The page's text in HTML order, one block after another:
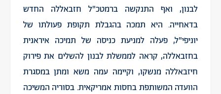
לבנון, ואף התנקשה ברמטכ"ל חזבאללה החדש
בדאחייה. היא תמכה בהגבלת תקופת פעולתו של
יוניפי"ל, פעלה למניעת כניסה של תמיכה איראנית
בחזבאללה, קראה לממשלת לבנון להשלים את פירוק
חיזבאללה מנשקו, וקיימה עמה משא ומתן במסגרת
הוועדה המשותפת בחסות אמריקאית. בסוריה המשיכה